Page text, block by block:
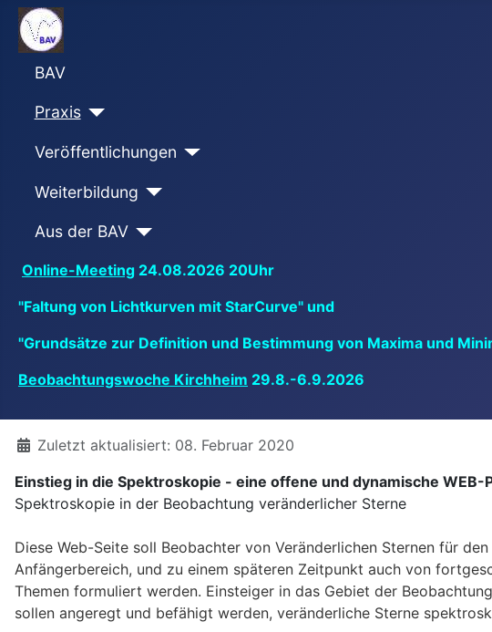
BAV
Praxis
Veröffentlichungen
Weiterbildung
Aus der BAV
Online-Meeting 24.08.2026 20Uhr
"Faltung von Lichtkurven mit StarCurve" und
"Grundsätze zur Definition und Bestimmung von Maxima und
Beobachtungswoche Kirchheim 29.8.-6.9.2026
DetailsZuletzt aktualisiert: 08. Februar 2020
Einstieg in die Spektroskopie - eine offene und dynamische WEB-
Spektroskopie in der Beobachtung veränderlicher Sterne
Diese Web-Seite soll Beobachter von Veränderlichen Sternen für
Anfängerbereich, und zu einem späteren Zeitpunkt auch von
Themen formuliert werden. Einsteiger in das Gebiet der
sollen angeregt und befähigt werden, veränderliche Sterne